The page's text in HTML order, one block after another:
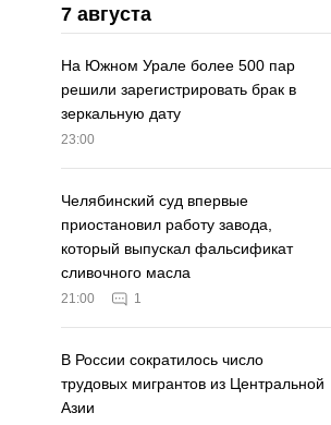
7 августа
На Южном Урале более 500 пар
решили зарегистрировать брак в
зеркальную дату
23:00
Челябинский суд впервые
приостановил работу завода,
который выпускал фальсификат
сливочного масла
21:00 1
В России сократилось число
трудовых мигрантов из Центральной
Азии